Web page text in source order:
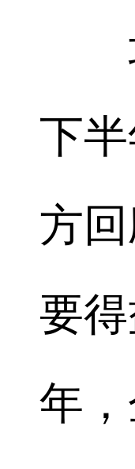
北
下
方
要
年